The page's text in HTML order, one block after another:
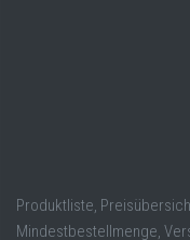
Produktliste,
Mindestbestellmenge,